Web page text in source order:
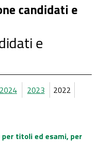
candidati e
e
2024 2023
2022
per titoli ed esami, per